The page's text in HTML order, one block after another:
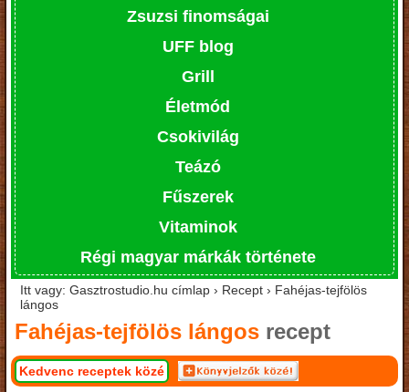
Zsuzsi finomságai
UFF blog
Grill
Életmód
Csokivilág
Teázó
Fűszerek
Vitaminok
Régi magyar márkák története
Itt vagy: Gasztrostudio.hu címlap › Recept › Fahéjas-tejfölös
lángos
Fahéjas-tejfölös lángos recept
Kedvenc receptek közé